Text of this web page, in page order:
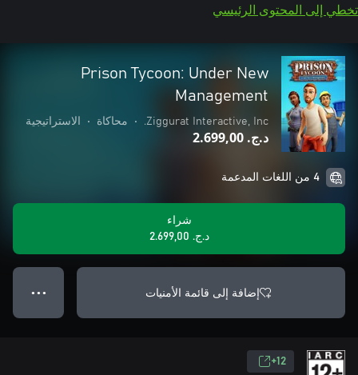
تخطي إلى المحتوى الرئيسي
Prison Tycoon: Under New
Management
Ziggurat Interactive, Inc.
• محاكاة • الاستراتيجية
د.ج.‏ 2.699,00
4 من اللغات المدعمة
شراء
د.ج.‏ 2.699,00
إضافة إلى قائمة الأمنيات ● ● ●
12+